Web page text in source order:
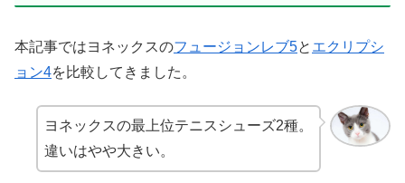
本記事ではヨネックスのフュージョンレブ5と エクリプシ
ョン4を比較してきました。
ヨネックスの最上位テニスシューズ2種。
違いはやや大きい。